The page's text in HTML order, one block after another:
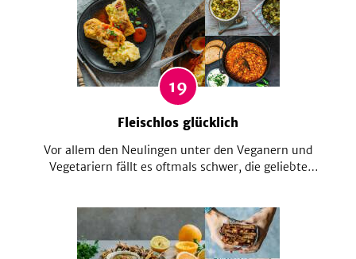
19
Fleischlos glücklich
Vor allem den Neulingen unter den Veganern und
Vegetariern fällt es oftmals schwer, die geliebte
Rezepte, dass selbst eingefleischte Burger- und
Chilifans auf nichts verzichten müssen! Probier´s aus!